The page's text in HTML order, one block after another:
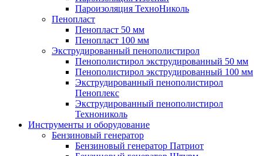
Пароизоляция ТехноНиколь
Пенопласт
Пенопласт 50 мм
Пенопласт 100 мм
Экструдированный пенополистирол
Пенополистирол экструдированный 50 мм
Пенополистирол экструдированный 100 мм
Экструдированный пенополистирол
Пеноплекс
Экструдированный пенополистирол
Технониколь
Инструменты и оборудование
Бензиновый генератор
Бензиновый генератор Патриот